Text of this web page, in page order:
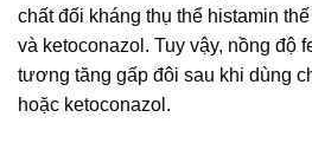
chất đối kháng thụ thể histamin
và ketoconazol. Tuy vậy, nồng độ
tương tăng gấp đôi sau khi dùng
hoặc ketoconazol.